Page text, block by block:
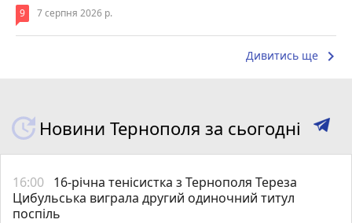
9 7 серпня 2026 р.
Дивитись ще keyboard_arrow_right
Новини Тернополя за сьогодні
16:00 16-річна тенісистка з Тернополя Тереза
Цибульська виграла другий одиночний титул
поспіль